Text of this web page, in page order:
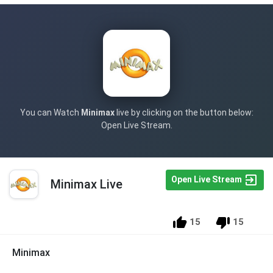
You can Watch Minimaxlive by clicking on the button below:
Open Live Stream.
Minimax Live Open Live Stream
15 15
Minimax